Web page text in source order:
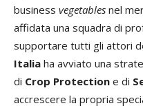
business vegetables nel
affidata una squadra di
supportare tutti gli attori
Italia ha avviato una
di Crop Protection e di
accrescere la propria